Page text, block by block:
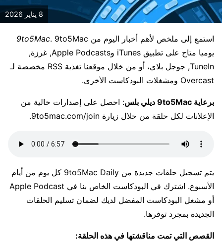
8 يناير 2026
استمع إلى ملخص لأهم أخبار اليوم من 9to5Mac. 9to5Mac
يوميا متاح على تطبيق iTunes وApple Podcasts , غرزة,
TuneIn
, جوجل بلاي، أو من خلال موقعنا تغذية RSS مخصصة
لـ
Overcast ومشغلات البودكاست الأخرى.
برعاية 9to5Mac ديلي بلس
: احصل على إصدارات خالية من
الإعلانات لكل حلقة من خلال زيارة 9to5mac.com/join.
يتم تسجيل حلقات جديدة من 9to5Mac Daily كل يوم من أيام
الأسبوع. اشترك في البودكاست الخاص بنا في Apple Podcast
أو مشغل البودكاست المفضل لديك لضمان تسليم الحلقات
الجديدة بمجرد توفرها.
القصص التي تمت مناقشتها في هذه الحلقة: